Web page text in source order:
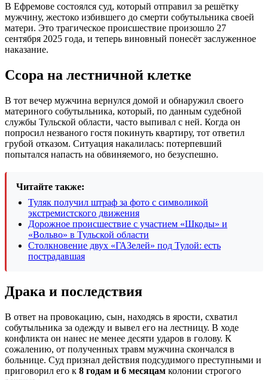
В Ефремове состоялся суд, который отправил за решётку
мужчину, жестоко избившего до смерти собутыльника своей
матери. Это трагическое происшествие произошло 27
сентября 2025 года, и теперь виновный понесёт заслуженное
наказание.
Ссора на лестничной клетке
В тот вечер мужчина вернулся домой и обнаружил своего
материного собутыльника, который, по данным судебной
службы Тульской области, часто выпивал с ней. Когда он
попросил незваного гостя покинуть квартиру, тот ответил
грубой отказом. Ситуация накалилась: потерпевший
попытался напасть на обвиняемого, но безуспешно.
Читайте также:
Туляк получил штраф за фото с символикой
экстремистского движения
Дорожное происшествие с участием «Шкоды» и
«Вольво» в Тульской области
Столкновение двух «ГАЗелей» под Тулой: есть
пострадавшая
Драка и последствия
В ответ на провокацию, сын, находясь в ярости, схватил
собутыльника за одежду и вывел его на лестницу. В ходе
конфликта он нанес не менее десяти ударов в голову. К
сожалению, от полученных травм мужчина скончался в
больнице. Суд признал действия подсудимого преступными и
приговорил его к 8 годам и 6 месяцам колонии строгого